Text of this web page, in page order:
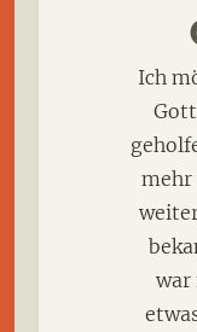
Ich
mehr
war